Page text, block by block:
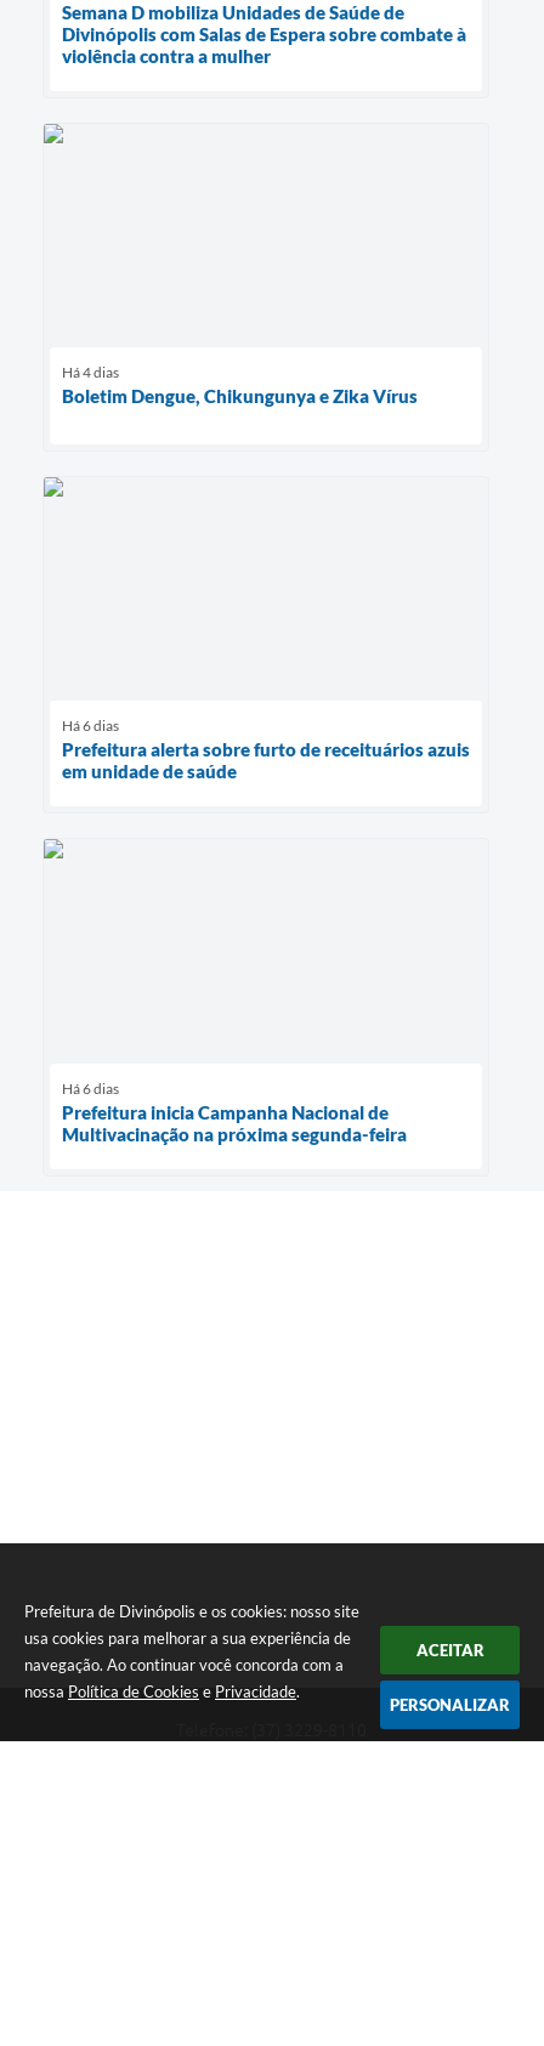
Prefeitura de Divinópolis e os cookies: nosso site
usa cookies para melhorar a sua experiência de
navegação. Ao continuar você concorda com a
nossa Política de Cookies e Privacidade.
ACEITAR
PERSONALIZAR
Semana D mobiliza Unidades de Saúde de
Divinópolis com Salas de Espera sobre combate à
violência contra a mulher
Há 4 dias
Boletim Dengue, Chikungunya e Zika Vírus
Há 6 dias
Prefeitura alerta sobre furto de receituários azuis
em unidade de saúde
Há 6 dias
Prefeitura inicia Campanha Nacional de
Multivacinação na próxima segunda-feira